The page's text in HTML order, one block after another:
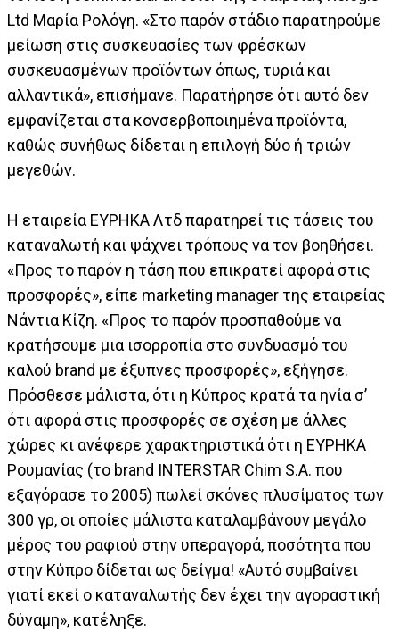
Ltd Μαρία Ρολόγη. «Στο παρόν στάδιο παρατηρούμε
μείωση στις συσκευασίες των φρέσκων
συσκευασμένων προϊόντων όπως, τυριά και
αλλαντικά», επισήμανε. Παρατήρησε ότι αυτό δεν
εμφανίζεται στα κονσερβοποιημένα προϊόντα,
καθώς συνήθως δίδεται η επιλογή δύο ή τριών
μεγεθών.
Η εταιρεία ΕΥΡΗΚΑ Λτδ παρατηρεί τις τάσεις του
καταναλωτή και ψάχνει τρόπους να τον βοηθήσει.
«Προς το παρόν η τάση που επικρατεί αφορά στις
προσφορές», είπε marketing manager της εταιρείας
Νάντια Κίζη. «Προς το παρόν προσπαθούμε να
κρατήσουμε μια ισορροπία στο συνδυασμό του
καλού brand με έξυπνες προσφορές», εξήγησε.
Πρόσθεσε μάλιστα, ότι η Κύπρος κρατά τα ηνία σ’
ότι αφορά στις προσφορές σε σχέση με άλλες
χώρες κι ανέφερε χαρακτηριστικά ότι η ΕΥΡΗΚΑ
Ρουμανίας (το brand INTERSTAR Chim S.A. που
εξαγόρασε το 2005) πωλεί σκόνες πλυσίματος των
300 γρ, οι οποίες μάλιστα καταλαμβάνουν μεγάλο
μέρος του ραφιού στην υπεραγορά, ποσότητα που
στην Κύπρο δίδεται ως δείγμα! «Αυτό συμβαίνει
γιατί εκεί ο καταναλωτής δεν έχει την αγοραστική
δύναμη», κατέληξε.